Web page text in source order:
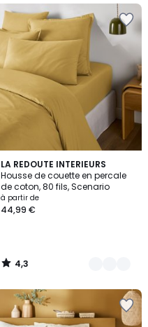
LA REDOUTE INTERIEURS
Housse de couette en percale
de coton, 80 fils, Scenario
à partir de
44,99 €
4,3
/ 5
3
Couleurs
4,3
/